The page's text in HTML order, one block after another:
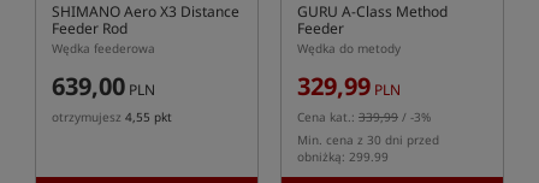
SHIMANO Aero X3 Distance
Feeder Rod
Wędka feederowa
639,00 PLN
otrzymujesz 4,55 pkt
GURU A-Class Method
Feeder
Wędka do metody
329,99 PLN
Cena kat.: 339,99 / -3%
Min. cena z 30 dni przed
obniżką: 299.99